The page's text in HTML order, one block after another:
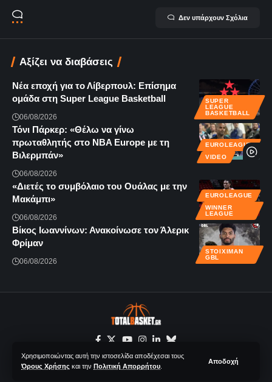
Χρησιμοποιώντας αυτή την ιστοσελίδα αποδέχεσαι τους
Όρους Χρήσης και την Πολιτική Απορρήτου
Αποδοχή
Δεν υπάρχουν Σχόλια
Αξίζει να διαβάσεις
SUPER
LEAGUE
BASKETBALL
Νέα εποχή για το Λίβερπουλ: Επίσημα
ομάδα στη Super League Basketball
06/08/2026
EUROLEAGUE
VIDEO
Τόνι Πάρκερ: «Θέλω να γίνω
πρωταθλητής στο NBA Europe με τη
Βιλερμπάν»
06/08/2026
EUROLEAGUE
WINNER
LEAGUE
«Διετές το συμβόλαιο του Ουάλας με την
Μακάμπι»
06/08/2026
STOIXIMAN
GBL
Βίκος Ιωαννίνων: Ανακοίνωσε τον Άλερικ
Φρίμαν
06/08/2026
© 2020-2026 Totalbasket.gr | All Rights Reserved